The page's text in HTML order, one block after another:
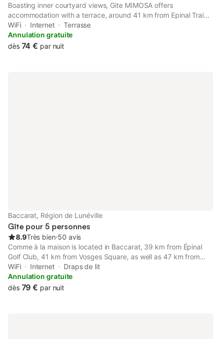
Boasting inner courtyard views, Gite MIMOSA offers
accommodation with a terrace, around 41 km from Epinal Train
Station. Both free WiFi and parking on-site are accessible at the
apartment free of charge.
WiFi Internet
Terrasse
Annulation gratuite
dès 74 € par nuit
Baccarat, Région de Lunéville
Gîte pour 5 personnes
8.9Très bien⋅50 avis
Comme à la maison is located in Baccarat, 39 km from Épinal
Golf Club, 41 km from Vosges Square, as well as 47 km from
Mont Donon. Both free WiFi and parking on-site are accessible
at the apartment free of charge.
WiFi Internet
Draps de lit
Annulation gratuite
dès 79 € par nuit